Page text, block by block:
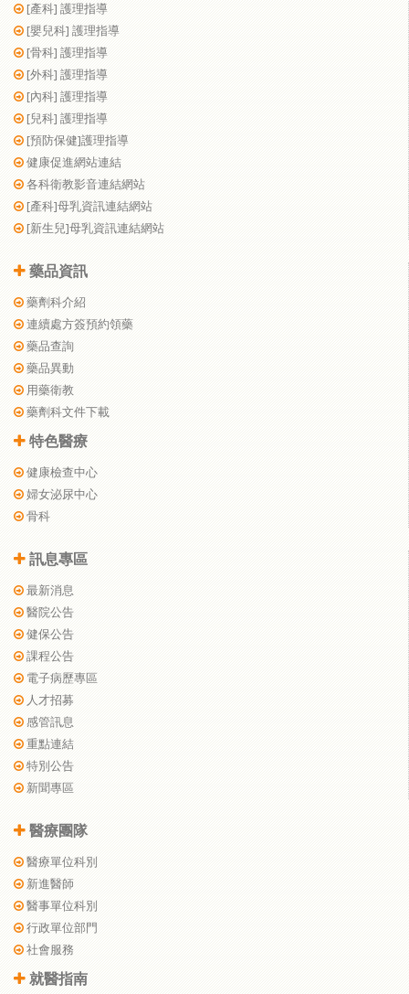
[產科] 護理指導
[嬰兒科] 護理指導
[骨科] 護理指導
[外科] 護理指導
[內科] 護理指導
[兒科] 護理指導
[預防保健]護理指導
健康促進網站連結
各科衛教影音連結網站
[產科]母乳資訊連結網站
[新生兒]母乳資訊連結網站
藥品資訊
藥劑科介紹
連續處方簽預約領藥
藥品查詢
藥品異動
用藥衛教
藥劑科文件下載
特色醫療
健康檢查中心
婦女泌尿中心
骨科
訊息專區
最新消息
醫院公告
健保公告
課程公告
電子病歷專區
人才招募
感管訊息
重點連結
特別公告
新聞專區
醫療團隊
醫療單位科別
新進醫師
醫事單位科別
行政單位部門
社會服務
就醫指南